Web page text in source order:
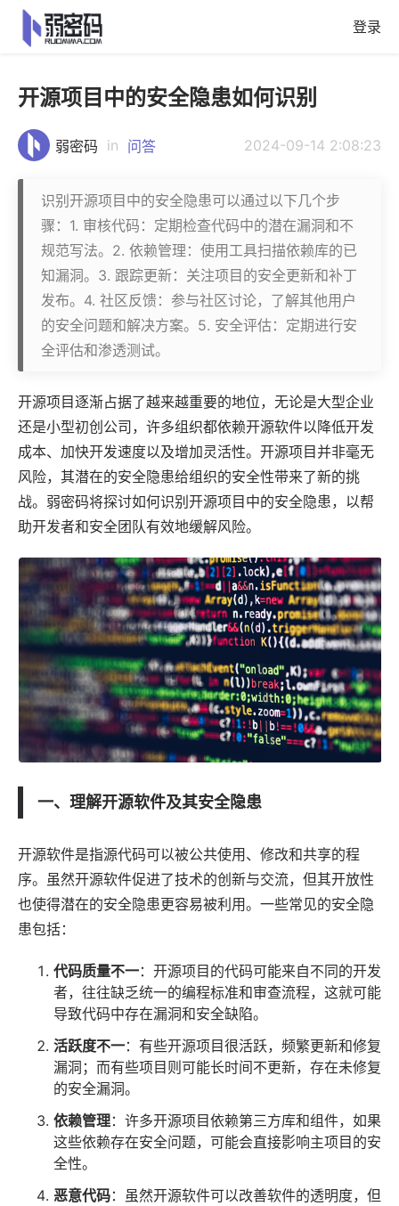
登录
开源项目中的安全隐患如何识别
弱密码 in 问答 2024-09-14 2:08:23
识别开源项目中的安全隐患可以通过以下几个步
骤：1. 审核代码：定期检查代码中的潜在漏洞和不
规范写法。2. 依赖管理：使用工具扫描依赖库的已
知漏洞。3. 跟踪更新：关注项目的安全更新和补丁
发布。4. 社区反馈：参与社区讨论，了解其他用户
的安全问题和解决方案。5. 安全评估：定期进行安
全评估和渗透测试。
开源项目逐渐占据了越来越重要的地位，无论是大型企业
还是小型初创公司，许多组织都依赖开源软件以降低开发
成本、加快开发速度以及增加灵活性。开源项目并非毫无
风险，其潜在的安全隐患给组织的安全性带来了新的挑
战。 弱密码将探讨如何识别开源项目中的安全隐患，以帮
助开发者和安全团队有效地缓解风险。
一、理解开源软件及其安全隐患
开源软件是指源代码可以被公共使用、修改和共享的程
序。虽然开源软件促进了技术的创新与交流，但其开放性
也使得潜在的安全隐患更容易被利用。一些常见的安全隐
患包括：
代码质量不一：开源项目的代码可能来自不同的开发
者，往往缺乏统一的编程标准和审查流程，这就可能
导致代码中存在漏洞和安全缺陷。
活跃度不一：有些开源项目很活跃，频繁更新和修复
漏洞；而有些项目则可能长时间不更新，存在未修复
的安全漏洞。
依赖管理：许多开源项目依赖第三方库和组件，如果
这些依赖存在安全问题，可能会直接影响主项目的安
全性。
恶意代码：虽然开源软件可以改善软件的透明度，但